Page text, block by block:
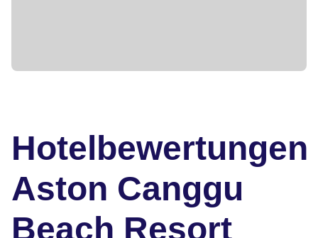
Hotelbewertungen
Aston Canggu
Beach Resort